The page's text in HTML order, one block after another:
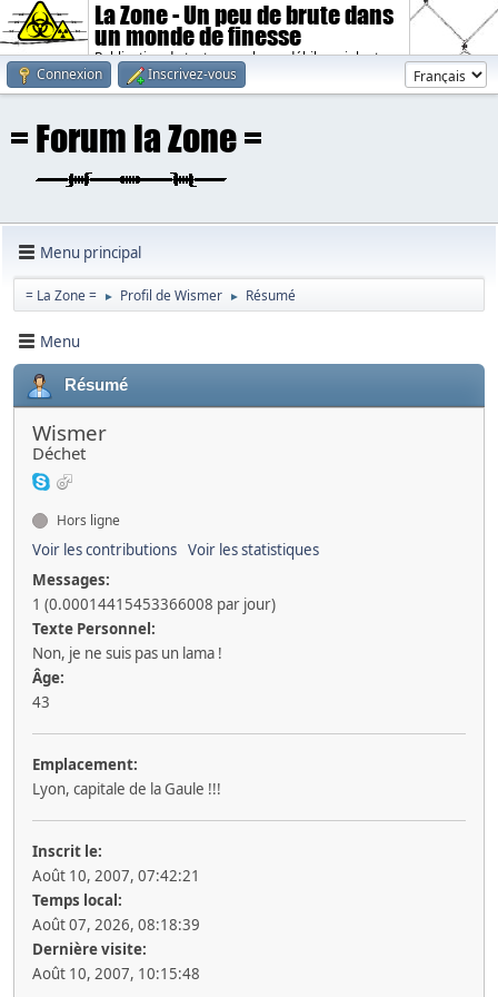
La Zone - Un peu de brute dans
un monde de finesse
Publication de textes sombres, débiles, violents.
Connexion
Inscrivez-vous
Menu principal
= La Zone = ► Profil de Wismer ► Résumé
Menu
Résumé
Wismer
Déchet
Hors ligne
Voir les contributions Voir les statistiques
Messages:
1 (0.00014415453366008 par jour)
Texte Personnel:
Non, je ne suis pas un lama !
Âge:
43
Emplacement:
Lyon, capitale de la Gaule !!!
Inscrit le:
Août 10, 2007, 07:42:21
Temps local:
Août 07, 2026, 08:18:39
Dernière visite:
Août 10, 2007, 10:15:48